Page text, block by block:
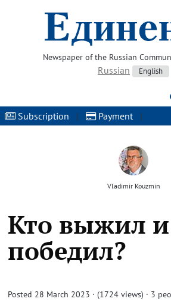
Newspaper of the Russian
Russian English
Subscription | Payment |
Vladimir Kouzmin
Кто выжил и
победил?
Posted 28 March 2023 · (1724 views) · 3